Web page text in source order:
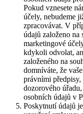
Pokud vznesete
účely, nebudeme
zpracovávat. V
údajů založeno na
marketingové
kdykoli odvolat,
založeného na
domníváte, že
právními předpisy,
dozorového
osobních údajů v
Poskytnutí údajů